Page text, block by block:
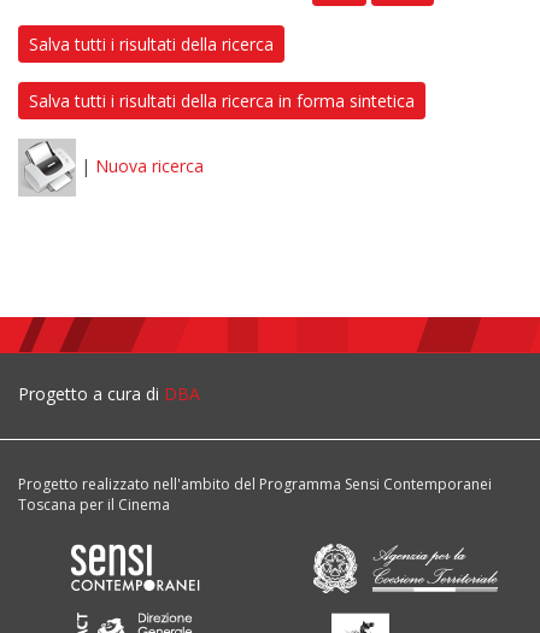
Salva tutti i risultati della ricerca
Salva tutti i risultati della ricerca in forma sintetica
| Nuova ricerca
Progetto a cura di DBA
Progetto realizzato nell'ambito del Programma Sensi Contemporanei
Toscana per il Cinema